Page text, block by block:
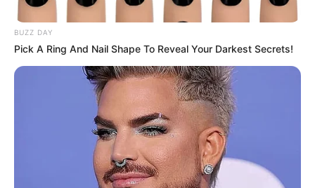
BUZZ DAY
Pick A Ring And Nail Shape To Reveal Your Darkest Secrets!